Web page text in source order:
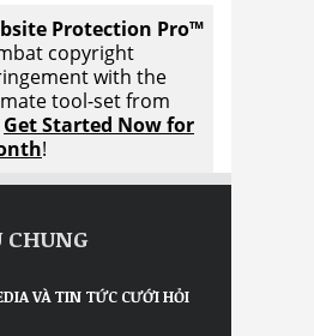
Protection Pro™
copyright
with the
tool-set from
Get Started Now for
!
VÀ TIN TỨC CƯỚI HỎI